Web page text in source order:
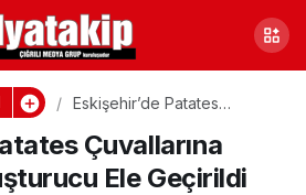
Eskişehir’de Patates
Uyuşturucu Ele Geçirildi
Çuvallarına
Ele Geçirildi
Paylaş